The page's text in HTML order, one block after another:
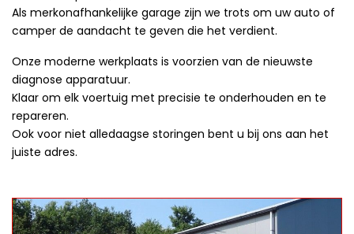
Als merkonafhankelijke garage zijn we trots om uw auto of
camper de aandacht te geven die het verdient.
Onze moderne werkplaats is voorzien van de nieuwste
diagnose apparatuur.
Klaar om elk voertuig met precisie te onderhouden en te
repareren.
Ook voor niet alledaagse storingen bent u bij ons aan het
juiste adres.